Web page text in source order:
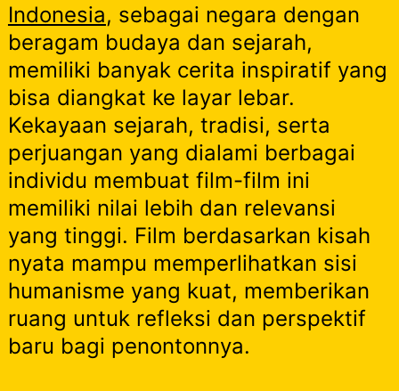
Indonesia, sebagai negara dengan
beragam budaya dan sejarah,
memiliki banyak cerita inspiratif yang
bisa diangkat ke layar lebar.
Kekayaan sejarah, tradisi, serta
perjuangan yang dialami berbagai
individu membuat film-film ini
memiliki nilai lebih dan relevansi
yang tinggi. Film berdasarkan kisah
nyata mampu memperlihatkan sisi
humanisme yang kuat, memberikan
ruang untuk refleksi dan perspektif
baru bagi penontonnya.